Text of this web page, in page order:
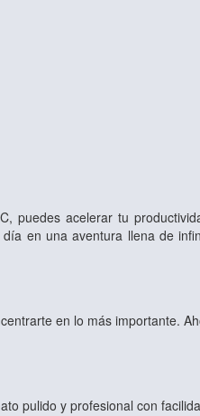
puedes acelerar tu
en una aventura llena de
en lo más importante.
pulido y profesional con